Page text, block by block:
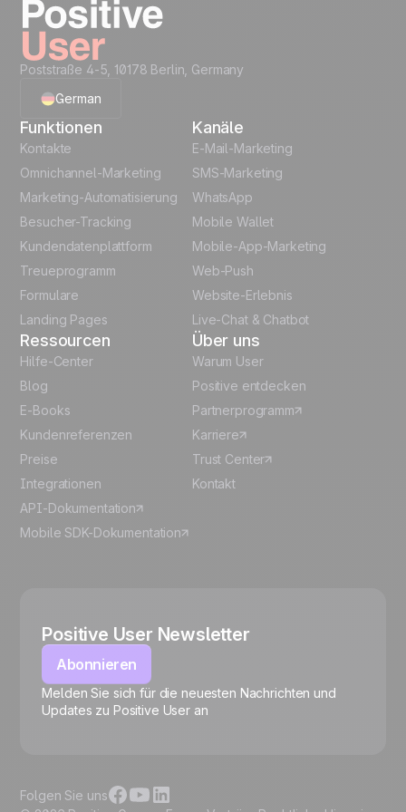
🍪
Poststraße 4-5, 10178 Berlin, Germany
German
English
Polish
Español
Funktionen
Kontakte
Omnichannel-Marketing
Marketing-Automatisierung
Besucher-Tracking
Kundendatenplattform
Treueprogramm
Formulare
Landing Pages
Kanäle
E-Mail-Marketing
SMS-Marketing
WhatsApp
Mobile Wallet
Mobile-App-Marketing
Web-Push
Website-Erlebnis
Live-Chat & Chatbot
Ressourcen
Hilfe-Center
Blog
E-Books
Kundenreferenzen
Preise
Integrationen
API-Dokumentation
Mobile SDK-Dokumentation
Über uns
Warum User
Positive entdecken
Partnerprogramm
Karriere
Trust Center
Kontakt
Positive User Newsletter
Abonnieren
Melden Sie sich für die neuesten Nachrichten und
Updates zu Positive User an
Folgen Sie uns